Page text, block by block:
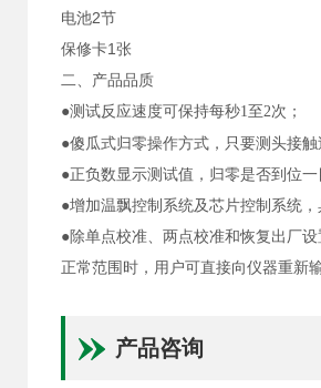
电池2节
保修卡1张
二、产品品质
●测试反应速度可保持每秒1至2次 ；
●傻瓜式归零操作方式，只要测头接触
●正负数显示测试值，归零是否到位
●增加温飘控制系统及芯片控制系统
●除单点校准、两点校准和恢复出厂
正常范围时，用户可直接向仪器重新
产品咨询